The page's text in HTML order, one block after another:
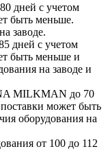
дней с учетом
быть меньше.
заводе.
дней с учетом
быть меньше и
на заводе и
MILKMAN до 70
может быть
оборудования на
от 100 до 112